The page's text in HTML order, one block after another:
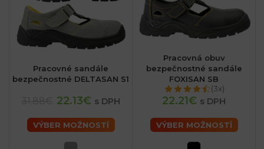
Pracovné sandále
bezpečnostné DELTASAN S1
22.13€ s DPH
VÝBER MOŽNOSTÍ
Pracovná obuv
bezpečnostné sandále
FOXISAN SB
(3x)
22.21€ s DPH
VÝBER MOŽNOSTÍ